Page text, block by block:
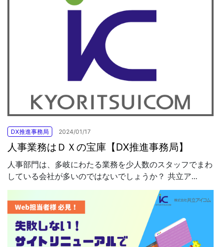
DX推進事務局 2024/01/17
人事業務はＤＸの宝庫【DX推進事務局】
人事部門は、多岐にわたる業務を少人数のスタッフでまわ
している会社が多いのではないでしょうか？ 共立ア...